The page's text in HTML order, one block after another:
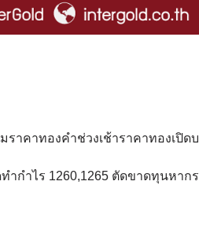
าคาทองคำช่วงเช้าราคาทองเปิด
ำกำไร 1260,1265 ตัดขาดทุนหาก